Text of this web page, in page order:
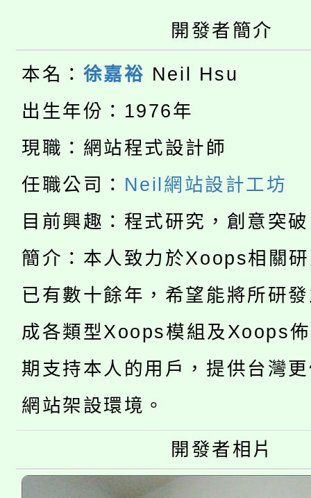
視費優惠，中低收入戶
半價優惠，詳情可洽有
者。
大園自造教育及科技
份教師增能研習
大溪自造教育及科技中
份教師研習
淨零綠生活教案入校路
會
115年食農教育專業人
程
「本色祭」8/29、30在
場熱烈登場!
8/21下午1時於龍潭區
徵才活動。
YOUNG桃局內行報名
局官網。
8月14至27日，桃園電
開!
115年桃園市運動會8/
田徑場及游泳池舉行。
桃園市低收入戶享有免
視費優惠，中低收入戶
半價優惠，詳情可洽有
大園自造教育及科技中
份教師增能研習
大溪自造教育及科技中
份教師研習
淨零綠生活教案入校路
會
115年食農教育專業人
開發者簡介
本名： 徐嘉裕 Neil Hsu
出生年份：1976年
現職：網站程式設計師
任職公司： Neil網站設計工坊
目前興趣：程式研究，創意突
簡介：本人致力於Xoops相關
已有數十餘年，希望能將所研
成各類型Xoops模組及Xoops
期支持本人的用戶，提供台灣
網站架設環境。
開發者相片